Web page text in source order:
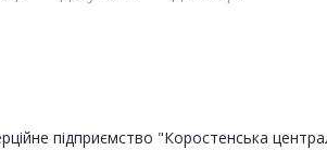
підприємство "Коростенська